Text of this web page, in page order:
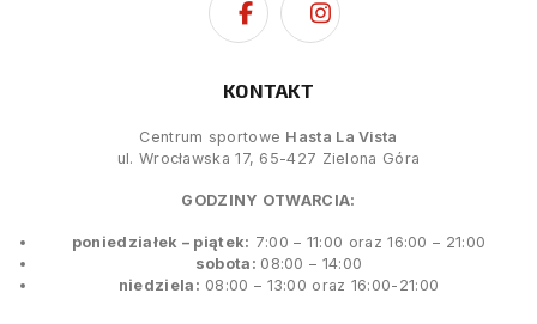
KONTAKT
Centrum sportowe Hasta La Vista
ul. Wrocławska 17, 65-427 Zielona Góra
GODZINY OTWARCIA:
poniedziałek – piątek: 7:00 – 11:00 oraz 16:00 – 21:00
sobota: 08:00 – 14:00
niedziela: 08:00 – 13:00 oraz 16:00-21:00